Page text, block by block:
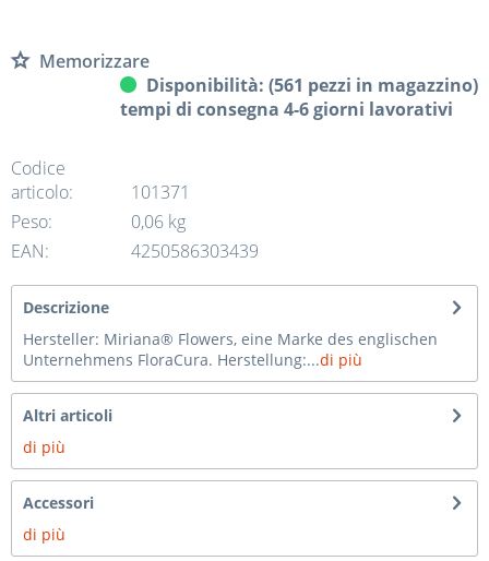
Memorizzare
Disponibilità: (561 pezzi in magazzino)
tempi di consegna 4-6 giorni lavorativi
Codice
articolo:
101371
Peso:
0,06 kg
EAN:
4250586303439
Descrizione
Hersteller: Miriana® Flowers, eine Marke des englischen
Unternehmens FloraCura. Herstellung:...di più
Altri articoli
di più
Accessori
di più